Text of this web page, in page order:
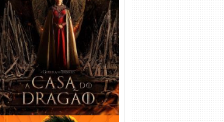
A Casa do Dragão 1ª
Temporada Torrent (2022)
WEB-DL 720p/1080p Dual
Áudio